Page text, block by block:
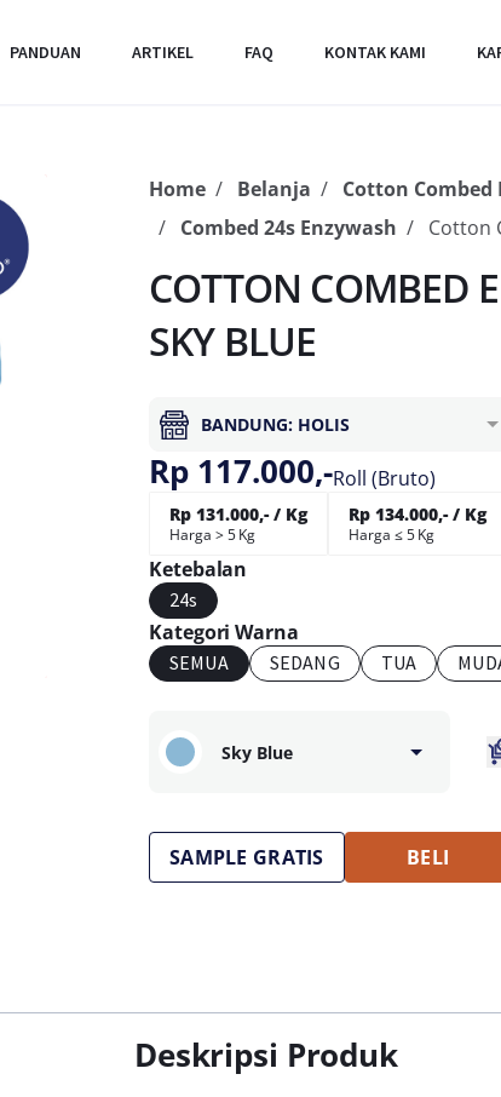
PANDUAN ARTIKEL FAQ KONTAK KAMI
Home Belanja
Cotton Combed
Combed 24s Enzywash
Cotton
COTTON COMBED
SKY BLUE
BANDUNG: HOLIS
Rp 117.000,-Roll (Bruto)
Rp 131.000,- / Kg
Harga > 5 Kg
Rp 134.000,- / Kg
Harga ≤ 5 Kg
Ketebalan
24s
Kategori Warna
SEMUA SEDANG TUA
Sky Blue
SAMPLE GRATIS BELI
Deskripsi Produk